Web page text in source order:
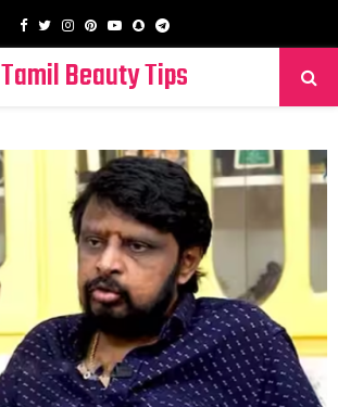
Facebook
TwitterInstagram
PinterestYoutube
SnapchatTelegram
Tamil Beauty Tips